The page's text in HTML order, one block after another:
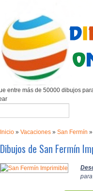
entre más de 50000 dibujos
Inicio » Vacaciones » San Fermín »
Dibujos de San Fermín